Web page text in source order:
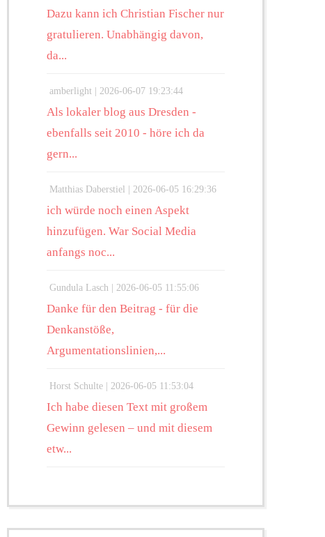
Dazu kann ich Christian Fischer nur
gratulieren. Unabhängig davon,
da...
amberlight | 2026-06-07 19:23:44
Als lokaler blog aus Dresden -
ebenfalls seit 2010 - höre ich da
gern...
Matthias Daberstiel | 2026-06-05 16:29:36
ich würde noch einen Aspekt
hinzufügen. War Social Media
anfangs noc...
Gundula Lasch | 2026-06-05 11:55:06
Danke für den Beitrag - für die
Denkanstöße,
Argumentationslinien,...
Horst Schulte | 2026-06-05 11:53:04
Ich habe diesen Text mit großem
Gewinn gelesen – und mit diesem
etw...